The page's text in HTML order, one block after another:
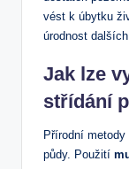
vést k úbytku
úrodnost dalších
Jak lze
střídání
Přírodní
půdy. Použití